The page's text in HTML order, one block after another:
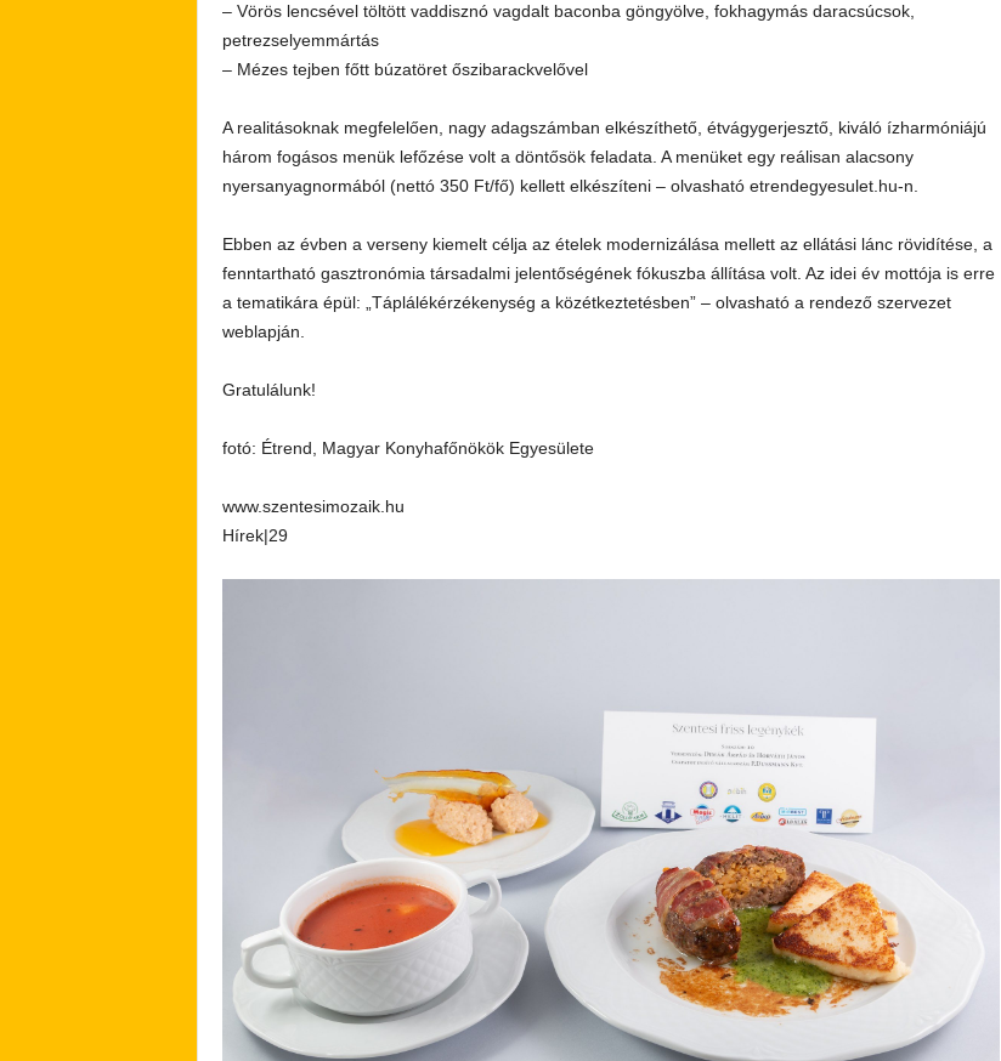
– Vörös lencsével töltött vaddisznó vagdalt baconba göngyölve, fokhagymás daracsúcsok,
petrezselyemmártás
– Mézes tejben főtt búzatöret őszibarackvelővel
A realitásoknak megfelelően, nagy adagszámban elkészíthető, étvágygerjesztő, kiváló ízharmóniájú
három fogásos menük lefőzése volt a döntősök feladata. A menüket egy reálisan alacsony
nyersanyagnormából (nettó 350 Ft/fő) kellett elkészíteni – olvasható etrendegyesulet.hu-n.
Ebben az évben a verseny kiemelt célja az ételek modernizálása mellett az ellátási lánc rövidítése, a
fenntartható gasztronómia társadalmi jelentőségének fókuszba állítása volt. Az idei év mottója is erre
a tematikára épül: „Táplálékérzékenység a közétkeztetésben” – olvasható a rendező szervezet
weblapján.
Gratulálunk!
fotó: Étrend, Magyar Konyhafőnökök Egyesülete
www.szentesimozaik.hu
Hírek|29